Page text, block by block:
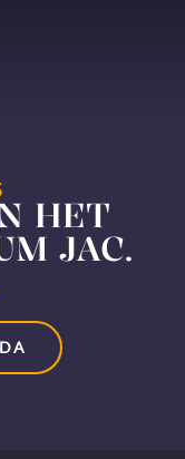
HET
JAC.